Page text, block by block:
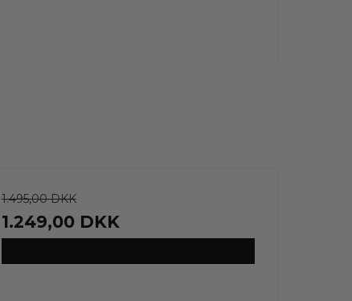
1.495,00 DKK
1.249,00 DKK